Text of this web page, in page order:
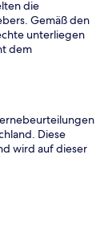
die
Gemäß den
unterliegen
dem
Diese
wird auf dieser